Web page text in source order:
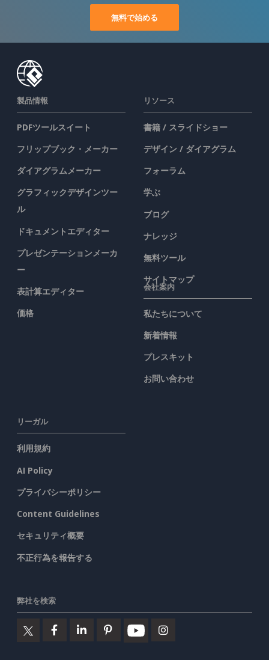
無料で始める
製品情報
PDFツールスイート
フリップブック・メーカー
ダイアグラムメーカー
グラフィックデザインツー
ル
ドキュメントエディター
プレゼンテーションメーカ
ー
表計算エディター
価格
リソース
書籍 / スライドショー
デザイン / ダイアグラム
フォーラム
学ぶ
ブログ
ナレッジ
無料ツール
サイトマップ
会社案内
私たちについて
新着情報
プレスキット
お問い合わせ
リーガル
利用規約
AI Policy
プライバシーポリシー
Content Guidelines
セキュリティ概要
不正行為を報告する
弊社を検索